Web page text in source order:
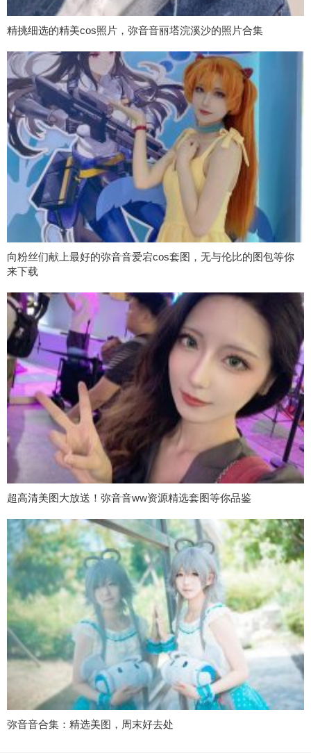
精挑细选的精美cos照片，弥音音丽塔浣溪沙的照片合集
向粉丝们献上最好的弥音音爱宕cos套图，无与伦比的图包等你
来下载
超高清美图大放送！弥音音ww资源精选套图等你品鉴
弥音音合集：精选美图，周末好去处